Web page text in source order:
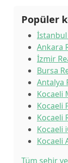
Popüler
İstanbul
Ankara
İzmir
Bursa
Antalya
Kocaeli
Kocaeli
Kocaeli
Kocaeli
Kocaeli
Tüm şehir